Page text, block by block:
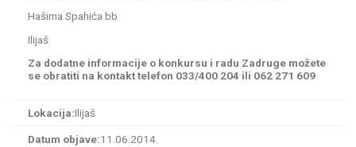
Hašima Spahića bb
Ilijaš
Za dodatne informacije o konkursu i radu Zadruge možete
se obratiti na kontakt telefon 033/400 204 ili 062 271 609
Lokacija:Ilijaš
Datum objave:11.06.2014.